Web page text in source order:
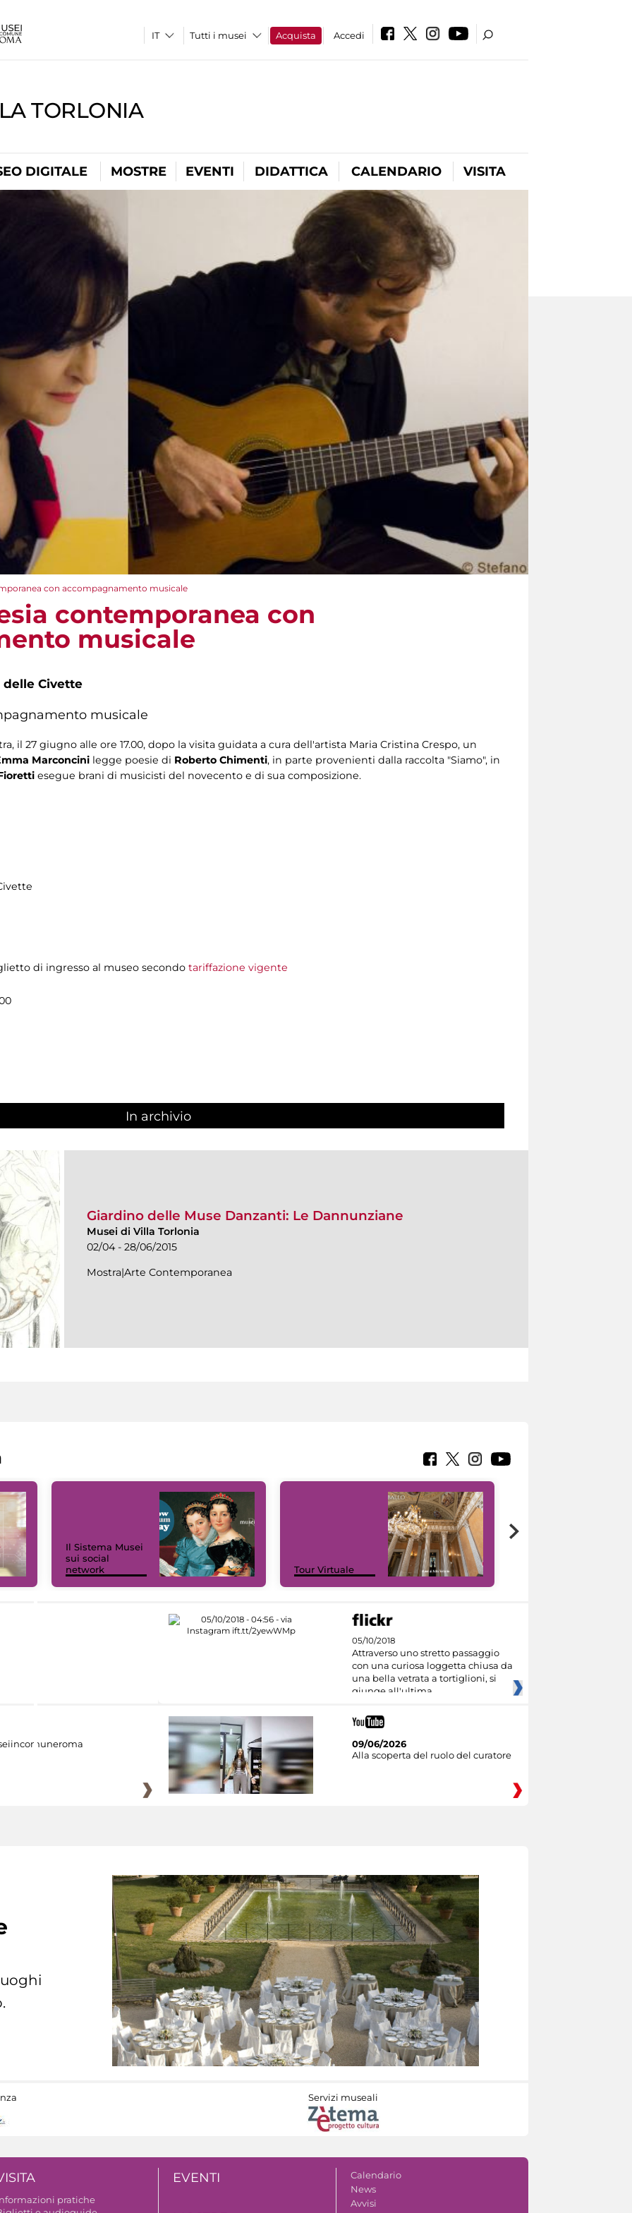
Tutti i musei Acquista Accedi
TORLONIA
DIGITALE MOSTRE EVENTI DIDATTICA CALENDARIO VISITA
con accompagnamento musicale
contemporanea con
musicale
delle Civette
musicale
il 27 giugno alle ore 17.00, dopo la visita guidata a cura dell'artista Maria Cristina Crespo, un
Marconcini legge poesie di Roberto Chimenti, in parte provenienti dalla raccolta "Siamo", in
esegue brani di musicisti del novecento e di sua composizione.
di ingresso al museo secondo tariffazione vigente
In archivio
Giardino delle Muse Danzanti: Le Dannunziane
Musei di Villa Torlonia
02/04 - 28/06/2015
Mostra|Arte Contemporanea
Il Sistema Musei
sui social
network
Tour Virtuale
05/10/2018
Attraverso uno stretto passaggio
con una curiosa loggetta chiusa da
una bella vetrata a tortiglioni, si
giunge all'ultima
09/06/2026
Alla scoperta del ruolo del curatore
Servizi museali
pratiche
EVENTI
Calendario
News
Avvisi